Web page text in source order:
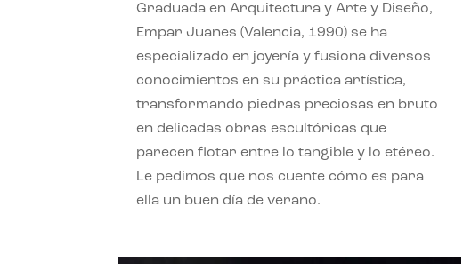
Graduada en Arquitectura y Arte y Diseño,
Empar Juanes (Valencia, 1990) se ha
especializado en joyería y fusiona diversos
conocimientos en su práctica artística,
transformando piedras preciosas en bruto
en delicadas obras escultóricas que
parecen flotar entre lo tangible y lo etéreo.
Le pedimos que nos cuente cómo es para
ella un buen día de verano.